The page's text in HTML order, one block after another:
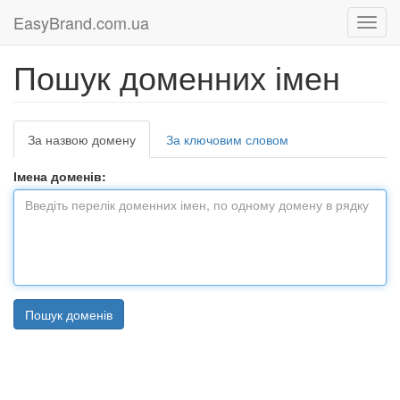
EasyBrand.com.ua
Пошук доменних імен
За назвою домену За ключовим словом
Імена доменів: